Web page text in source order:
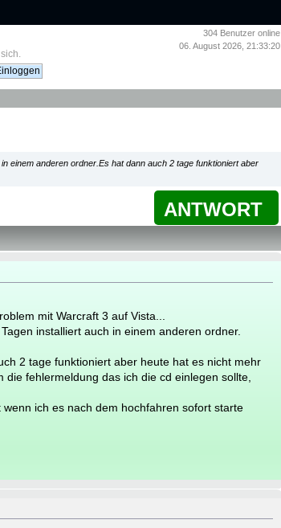
304 Benutzer online
06. August 2026, 21:33:20
.
einem anderen ordner.Es hat dann auch 2 tage funktioniert aber
ANTWORT
mit Warcraft 3 auf Vista...
installiert auch in einem anderen ordner.
2 tage funktioniert aber heute hat es nicht mehr
die fehlermeldung das ich die cd einlegen sollte,
ich es nach dem hochfahren sofort starte